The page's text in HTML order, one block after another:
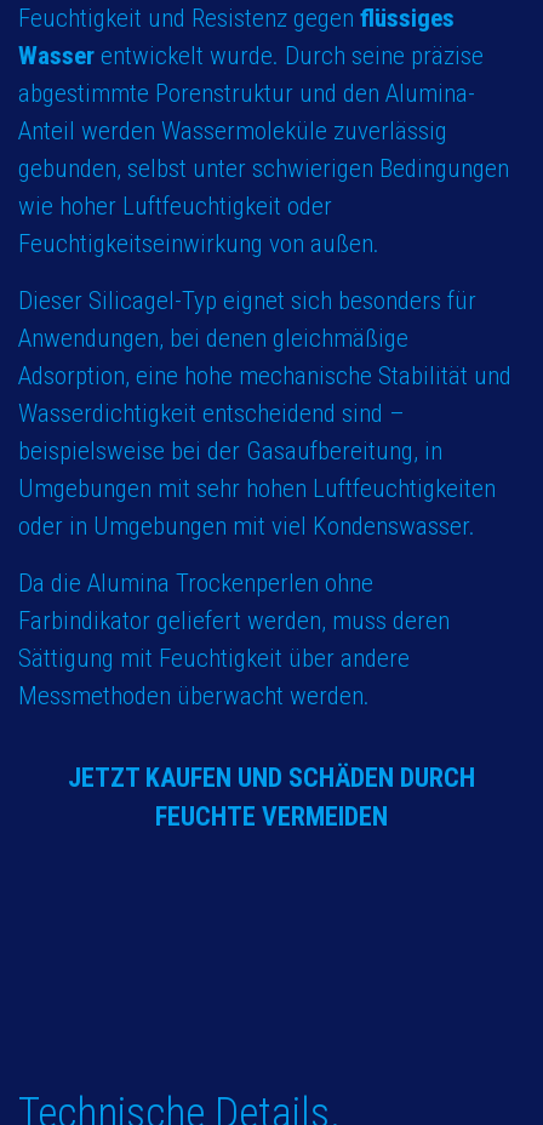
Feuchtigkeit und Resistenz gegen flüssiges
Wasser entwickelt wurde. Durch seine präzise
abgestimmte Porenstruktur und den Alumina-
Anteil werden Wassermoleküle zuverlässig
gebunden, selbst unter schwierigen Bedingungen
wie hoher Luftfeuchtigkeit oder
Feuchtigkeitseinwirkung von außen.
Dieser Silicagel-Typ eignet sich besonders für
Anwendungen, bei denen gleichmäßige
Adsorption, eine hohe mechanische Stabilität und
Wasserdichtigkeit entscheidend sind –
beispielsweise bei der Gasaufbereitung, in
Umgebungen mit sehr hohen Luftfeuchtigkeiten
oder in Umgebungen mit viel Kondenswasser.
Da die Alumina Trockenperlen ohne
Farbindikator geliefert werden, muss deren
Sättigung mit Feuchtigkeit über andere
Messmethoden überwacht werden.
JETZT KAUFEN UND SCHÄDEN DURCH
FEUCHTE VERMEIDEN
Technische Details.